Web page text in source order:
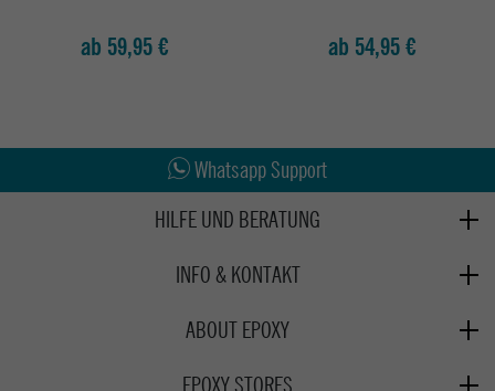
ab 59,95 € ab 54,95 €
Whatsapp Support
HILFE UND BERATUNG
Retoure
INFO & KONTAKT
Samstag: 10:00 - 17:00
ABOUT EPOXY
EPOXY STORES